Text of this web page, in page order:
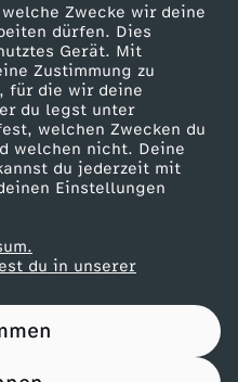
Zwecke wir deine
dürfen. Dies
Gerät. Mit
Zustimmung zu
für die wir deine
du legst unter
welchen Zwecken du
welchen nicht. Deine
du jederzeit mit
Einstellungen
du in unserer